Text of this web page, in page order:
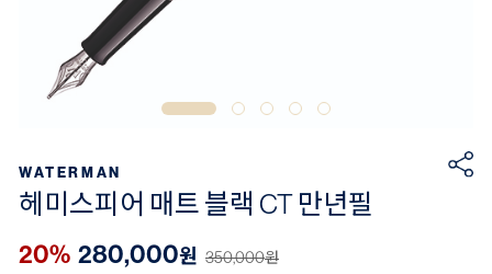
WATERMAN
헤미스피어 매트 블랙 CT 만년필
20% 280,000원 350,000원